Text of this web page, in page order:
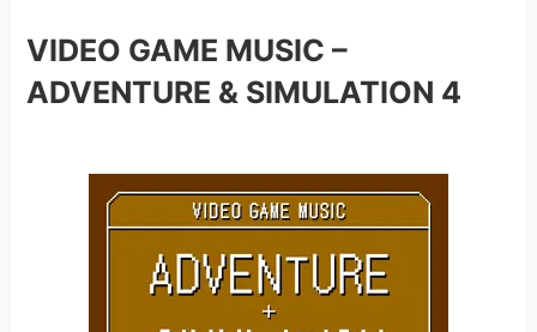
VIDEO GAME MUSIC –
ADVENTURE & SIMULATION 4